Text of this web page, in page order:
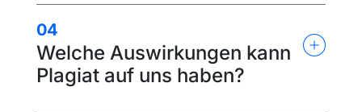
04
Welche Auswirkungen kann
Plagiat auf uns haben?